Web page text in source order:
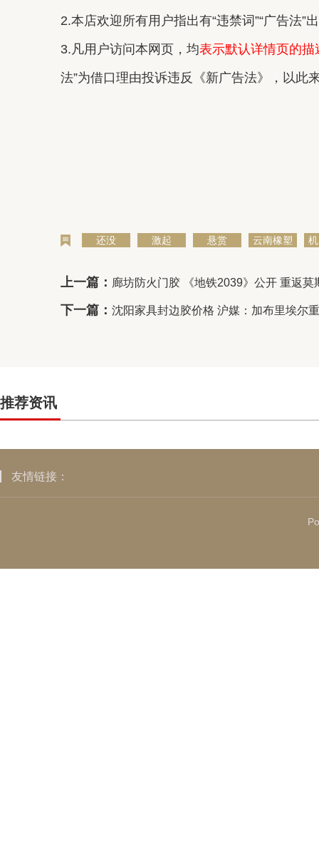
2.本店欢迎所有用户指出有“违禁词”“广告法”
3.凡用户访问本网页，均表示默认详情页的描
法”为借口理由投诉违反《新广告法》，以此
还没 激起 悬赏
云南橡塑
上一篇： 廊坊防火门胶 《地铁2039》公开 重返莫
下一篇： 沈阳家具封边胶价格 沪媒：加布里埃尔
推荐资讯
友情链接：